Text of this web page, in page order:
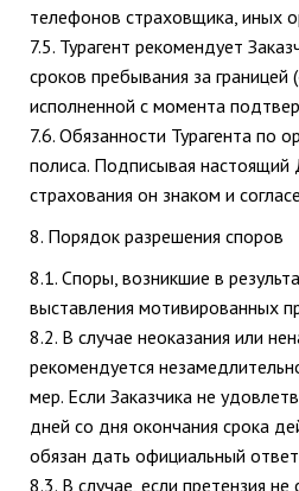
телефонов страховщика, иных
7.5. Турагент рекомендует
сроков пребывания за
исполненной с момента
7.6. Обязанности Турагента по
полиса. Подписывая настоящий
страхования он знаком и
8. Порядок разрешения споров
8.1. Споры, возникшие в
выставления мотивированных
8.2. В случае неоказания или
рекомендуется
мер. Если Заказчика не
дней со дня окончания срока
обязан дать официальный
8.3. В случае, если претензия